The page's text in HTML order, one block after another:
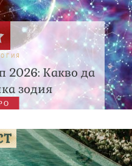
2026: Какво да
зодия